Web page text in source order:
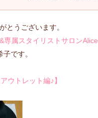
とうございます。
専属スタイリストサロンAlice
です。
ウトレット編♪】